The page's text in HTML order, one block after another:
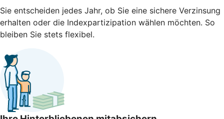
Sie entscheiden jedes Jahr, ob Sie eine sichere Verzinsung
erhalten oder die Indexpartizipation wählen möchten. So
bleiben Sie stets flexibel.